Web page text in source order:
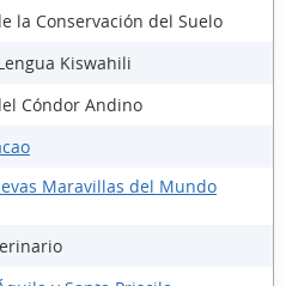
la Conservación del Suelo
Kiswahili
Cóndor Andino
Maravillas del Mundo